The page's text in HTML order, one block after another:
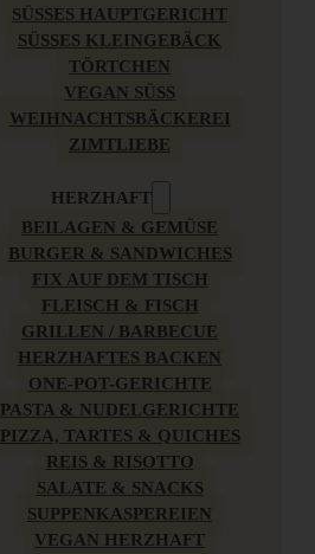
SÜSSES HAUPTGERICHT
SÜSSES KLEINGEBÄCK
TÖRTCHEN
VEGAN SÜSS
WEIHNACHTSBÄCKEREI
ZIMTLIEBE
HERZHAFT
BEILAGEN & GEMÜSE
BURGER & SANDWICHES
FIX AUF DEM TISCH
FLEISCH & FISCH
GRILLEN / BARBECUE
HERZHAFTES BACKEN
ONE-POT-GERICHTE
PASTA & NUDELGERICHTE
PIZZA, TARTES & QUICHES
REIS & RISOTTO
SALATE & SNACKS
SUPPENKASPEREIEN
VEGAN HERZHAFT